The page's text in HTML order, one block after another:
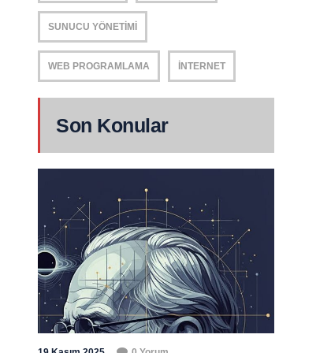
SUNUCU YÖNETIMI
WEB PROGRAMLAMA İNTERNET
Son Konular